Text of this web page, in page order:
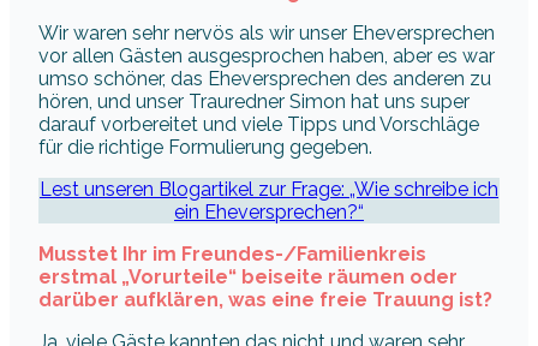
Wir waren sehr nervös als wir unser Eheversprechen
vor allen Gästen ausgesprochen haben, aber es war
umso schöner, das Eheversprechen des anderen zu
hören, und unser Trauredner Simon hat uns super
darauf vorbereitet und viele Tipps und Vorschläge
für die richtige Formulierung gegeben.
Lest unseren Blogartikel zur Frage: „Wie schreibe ich
ein Eheversprechen?“
Musstet Ihr im Freundes-/Familienkreis
erstmal „Vorurteile“ beiseite räumen oder
darüber aufklären, was eine freie Trauung ist?